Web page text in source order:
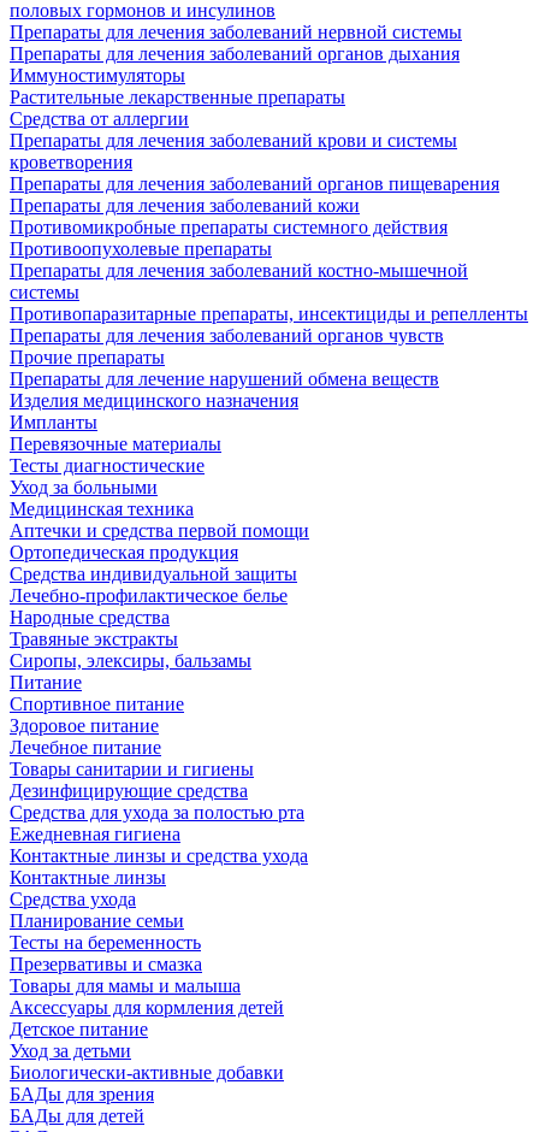
половых гормонов и инсулинов
Препараты для лечения заболеваний нервной системы
Препараты для лечения заболеваний органов дыхания
Иммуностимуляторы
Растительные лекарственные препараты
Средства от аллергии
Препараты для лечения заболеваний крови и системы
кроветворения
Препараты для лечения заболеваний органов пищеварения
Препараты для лечения заболеваний кожи
Противомикробные препараты системного действия
Противоопухолевые препараты
Препараты для лечения заболеваний костно-мышечной
системы
Противопаразитарные препараты, инсектициды и репелленты
Препараты для лечения заболеваний органов чувств
Прочие препараты
Препараты для лечение нарушений обмена веществ
Изделия медицинского назначения
Импланты
Перевязочные материалы
Тесты диагностические
Уход за больными
Медицинская техника
Аптечки и средства первой помощи
Ортопедическая продукция
Средства индивидуальной защиты
Лечебно-профилактическое белье
Народные средства
Травяные экстракты
Сиропы, элексиры, бальзамы
Питание
Спортивное питание
Здоровое питание
Лечебное питание
Товары санитарии и гигиены
Дезинфицирующие средства
Средства для ухода за полостью рта
Ежедневная гигиена
Контактные линзы и средства ухода
Контактные линзы
Средства ухода
Планирование семьи
Тесты на беременность
Презервативы и смазка
Товары для мамы и малыша
Аксессуары для кормления детей
Детское питание
Уход за детьми
Биологически-активные добавки
БАДы для зрения
БАДы для детей